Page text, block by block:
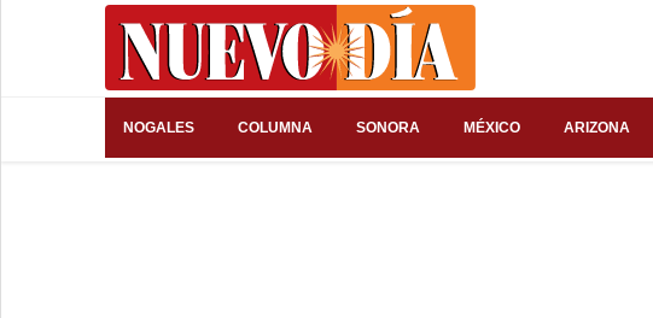
NOGALES COLUMNA SONORA MÉXICO ARIZONA